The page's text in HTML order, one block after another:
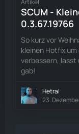
Artikel
SCUM -
0.3.67.19766
So kurz vor
kleinen Hotfix
verbessern, lasst
gab!
Hetral
23.